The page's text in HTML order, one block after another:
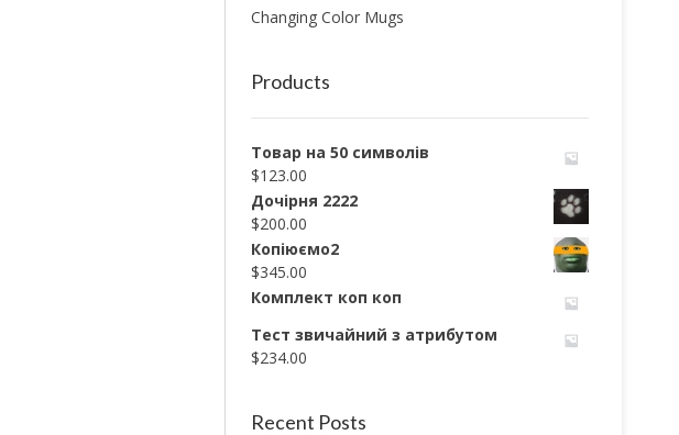
Changing Color Mugs
Products
Товар на 50 символів
$123.00
Дочірня 2222
$200.00
Копіюємо2
$345.00
Комплект коп коп
Тест звичайний з атрибутом
$234.00
Recent Posts